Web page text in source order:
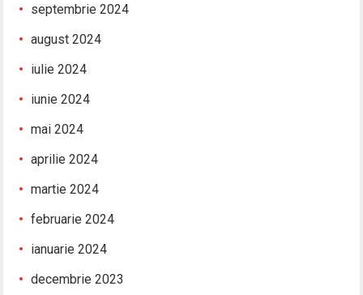
septembrie 2024
august 2024
iulie 2024
iunie 2024
mai 2024
aprilie 2024
martie 2024
februarie 2024
ianuarie 2024
decembrie 2023